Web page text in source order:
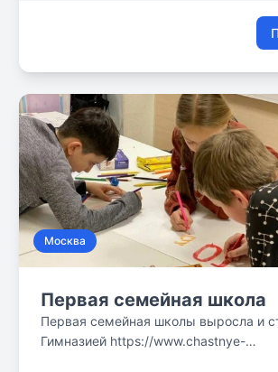
Москва
Первая семейная школа
Первая семейная школы выросла и
Гимназией https://www.chastnye-